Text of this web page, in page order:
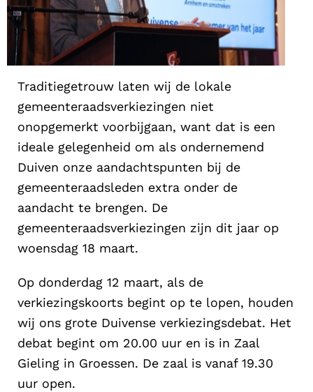
Traditiegetrouw laten wij de lokale
gemeenteraadsverkiezingen niet
onopgemerkt voorbijgaan, want dat is een
ideale gelegenheid om als ondernemend
Duiven onze aandachtspunten bij de
gemeenteraadsleden extra onder de
aandacht te brengen. De
gemeenteraadsverkiezingen zijn dit jaar op
woensdag 18 maart.
Op donderdag 12 maart, als de
verkiezingskoorts begint op te lopen, houden
wij ons grote Duivense verkiezingsdebat. Het
debat begint om 20.00 uur en is in Zaal
Gieling in Groessen. De zaal is vanaf 19.30
uur open.